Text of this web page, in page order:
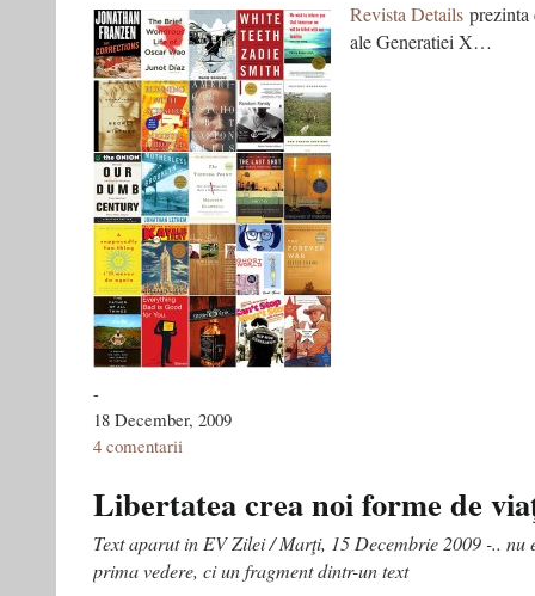
Revista Details
ale Generatiei X…
-
18 December, 2009
4 comentarii
Libertatea crea noi forme de
Text aparut in EV Zilei / Marţi, 15 Decembrie 2009 -.. nu
prima vedere, ci un fragment dintr-un text